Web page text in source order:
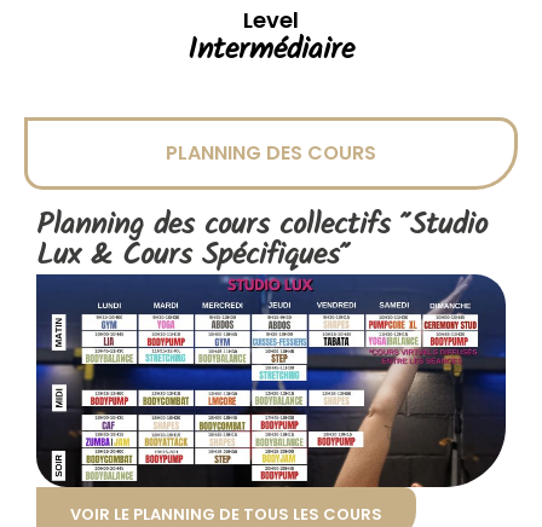
Level
Intermédiaire
PLANNING DES COURS
Planning des cours collectifs "Studio
Lux& Cours Spécifiques"
VOIR LE PLANNING DE TOUS LES COURS